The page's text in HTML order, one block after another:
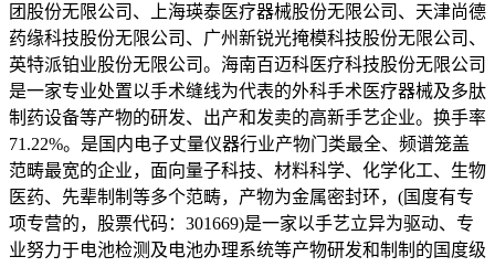
团股份无限公司、上海瑛泰医疗器械股份无限公司、天津尚德
药缘科技股份无限公司、广州新锐光掩模科技股份无限公司、
英特派铂业股份无限公司。海南百迈科医疗科技股份无限公司
是一家专业处置以手术缝线为代表的外科手术医疗器械及多肽
制药设备等产物的研发、出产和发卖的高新手艺企业。换手率
71.22%。是国内电子丈量仪器行业产物门类最全、频谱笼盖
范畴最宽的企业，面向量子科技、材料科学、化学化工、生物
医药、先辈制制等多个范畴，产物为金属密封环，(国度有专
项专营的，股票代码：301669)是一家以手艺立异为驱动、专
业努力于电池检测及电池办理系统等产物研发和制制的国度级